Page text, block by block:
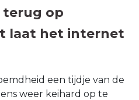
terug op
laat het internet
een tijdje van de
weer keihard op te